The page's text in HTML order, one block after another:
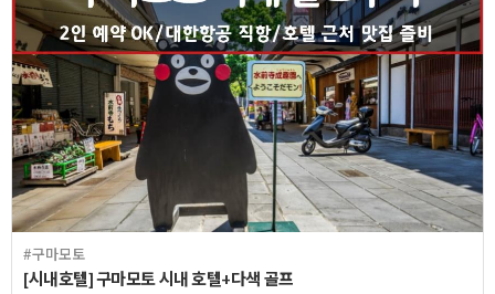
#구마모토
[시내호텔] 구마모토 시내 호텔+다색 골프